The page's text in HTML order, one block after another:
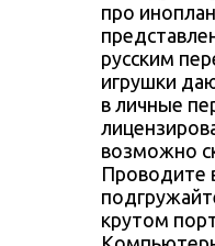
про
русским
игрушки
в личные
возможно
Проводите
крутом